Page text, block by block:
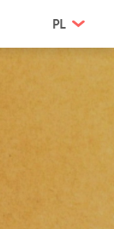
PL